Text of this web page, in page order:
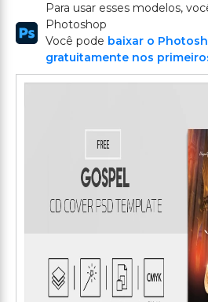
Para usar esses modelos,
Photoshop
Você pode baixar o
gratuitamente nos